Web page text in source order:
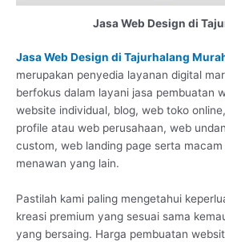
Jasa Web Design di
Jasa Web Design di Tajurhalang
merupakan penyedia layanan digital
berfokus dalam layani jasa pembuatan
website individual, blog, web toko
profile atau web perusahaan, web
custom, web landing page serta
menawan yang lain.
Pastilah kami paling mengetahui
kreasi premium yang sesuai sama
yang bersaing. Harga pembuatan